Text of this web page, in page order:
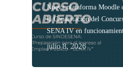
Nueva plataforma Moodle
la Capacitación del
SENA IV en
julio 8, 2026